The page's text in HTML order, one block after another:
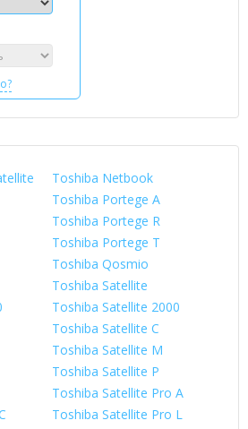
Toshiba Netbook
Toshiba Portege A
Toshiba Portege R
Toshiba Portege T
Toshiba Qosmio
Toshiba Satellite
Toshiba Satellite 2000
Toshiba Satellite C
Toshiba Satellite M
Toshiba Satellite P
Toshiba Satellite Pro A
Toshiba Satellite Pro L